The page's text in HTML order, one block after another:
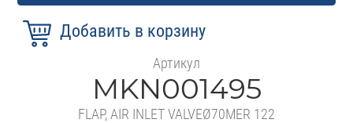
Артикул
MKN001495
FLAP, AIR INLET VALVEØ70MER 122